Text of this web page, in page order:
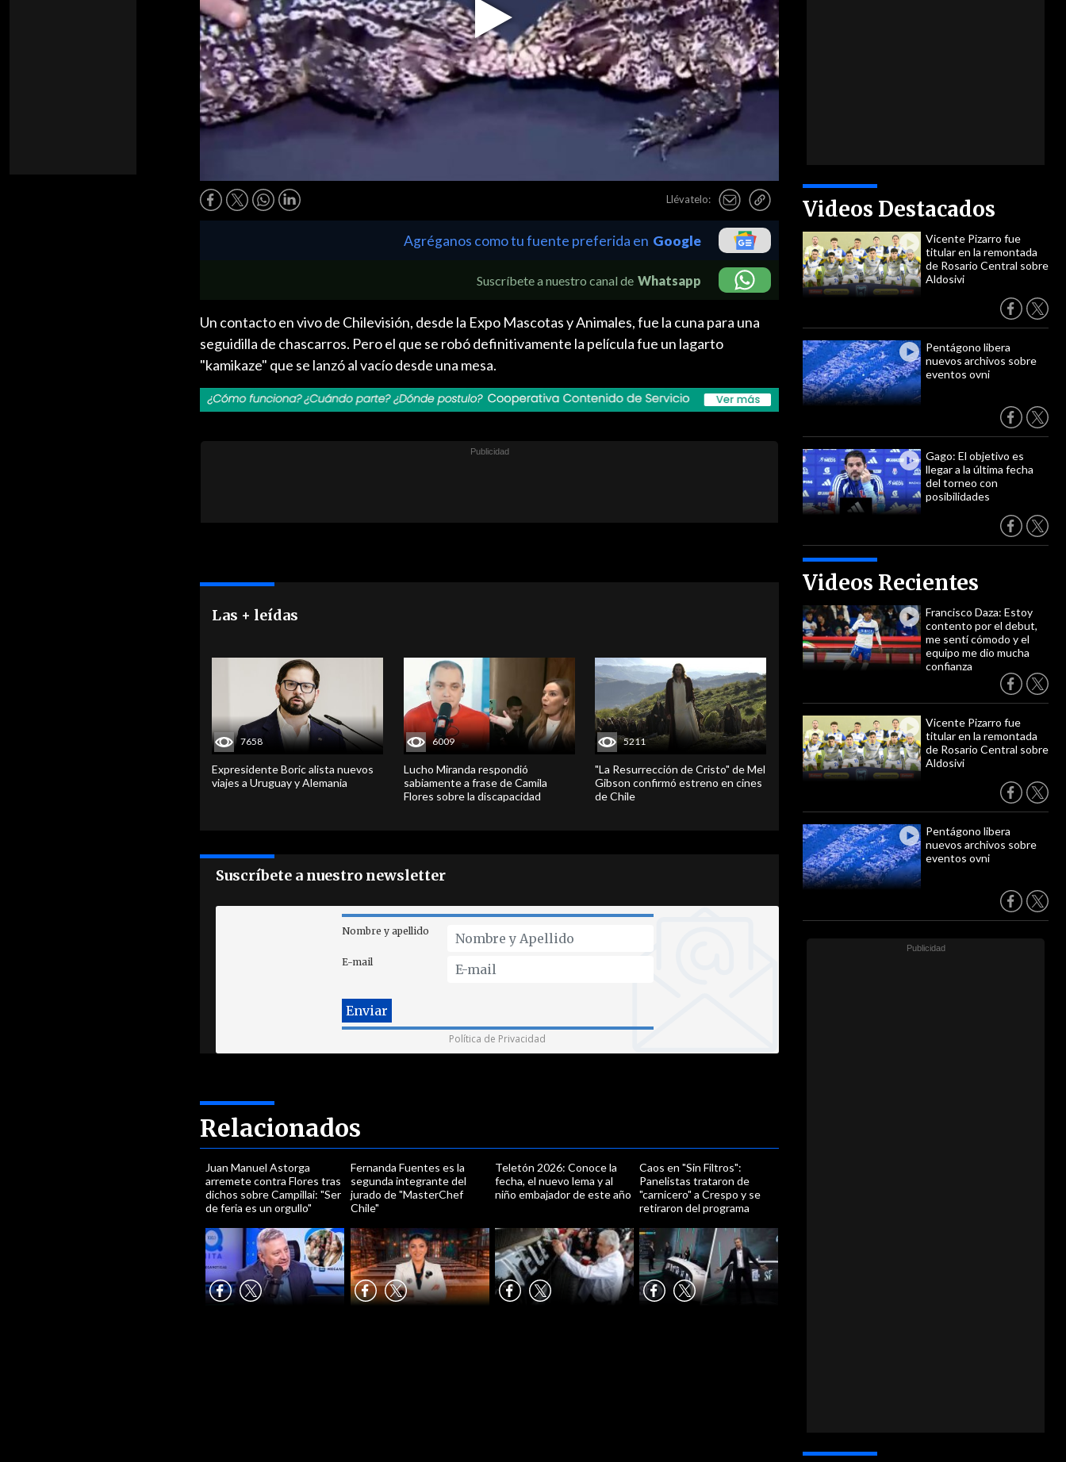
Play
Video
Llévatelo: Videos Destacados
Vicente Pizarro fue
titular en la remontada
de Rosario Central sobre
Aldosivi
Pentágono libera
nuevos archivos sobre
eventos ovni
Gago: El objetivo es
llegar a la última fecha
del torneo con
posibilidades
Videos Recientes
Francisco Daza: Estoy
contento por el debut,
me sentí cómodo y el
equipo me dio mucha
confianza
Vicente Pizarro fue
titular en la remontada
de Rosario Central sobre
Aldosivi
Pentágono libera
nuevos archivos sobre
eventos ovni
Agréganos como tu fuente preferida en Google
Suscríbete a nuestro canal de Whatsapp
Un contacto en vivo de Chilevisión, desde la Expo Mascotas y Animales, fue la cuna para una
seguidilla de chascarros. Pero el que se robó definitivamente la película fue un lagarto
"kamikaze" que se lanzó al vacío desde una mesa.
Las + leídas
7658
Expresidente Boric alista nuevos
viajes a Uruguay y Alemania
6009
Lucho Miranda respondió
sabiamente a frase de Camila
Flores sobre la discapacidad
5211
"La Resurrección de Cristo" de Mel
Gibson confirmó estreno en cines
de Chile
Suscríbete a nuestro newsletter
Nombre y apellido
E-mail
Política de Privacidad
Relacionados
Juan Manuel Astorga
arremete contra Flores tras
dichos sobre Campillai: "Ser
de feria es un orgullo"
Fernanda Fuentes es la
segunda integrante del
jurado de "MasterChef
Chile"
Teletón 2026: Conoce la
fecha, el nuevo lema y al
niño embajador de este año
Caos en "Sin Filtros":
Panelistas trataron de
"carnicero" a Crespo y se
retiraron del programa